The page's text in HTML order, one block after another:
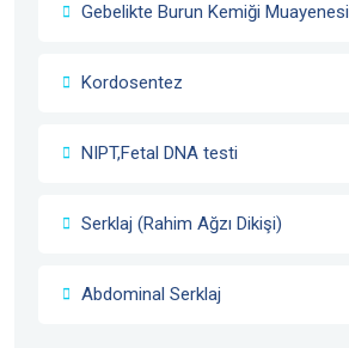
Gebelikte Burun Kemiği Muayenesi
Kordosentez
NIPT,Fetal DNA testi
Serklaj (Rahim Ağzı Dikişi)
Abdominal Serklaj